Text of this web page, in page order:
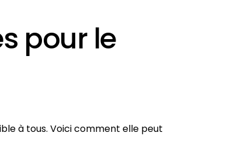
pour le
à tous. Voici comment elle peut